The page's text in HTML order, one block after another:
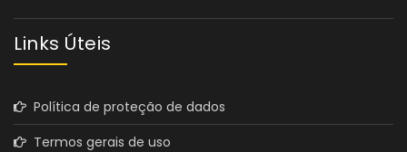
Links Úteis
Política de proteção de dados
Termos gerais de uso